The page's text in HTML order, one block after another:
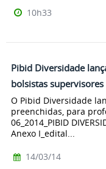
10h33
Pibid Diversidade
bolsistas supervisores
O Pibid Diversidade
preenchidas, para
06_2014_PIBID
Anexo I_edital...
14/03/14